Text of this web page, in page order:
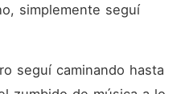
simplemente seguí
seguí caminando hasta